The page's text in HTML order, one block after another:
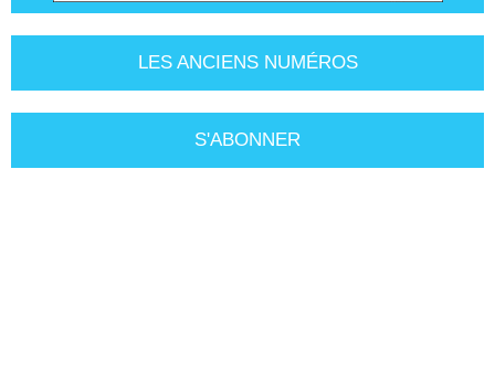
LES ANCIENS NUMÉROS
S'ABONNER